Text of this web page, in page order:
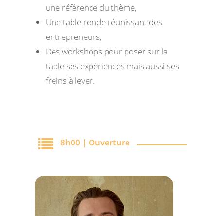
une référence du thème,
Une table ronde réunissant des
entrepreneurs,
Des workshops pour poser sur la
table ses expériences mais aussi ses
freins à lever.
8h00 | Ouverture